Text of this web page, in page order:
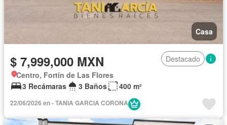
Casa
$ 7,999,000 MXN
Destacado
Centro, Fortín de Las Flores
3 Recámaras
3 Baños 400 m²
22/06/2026 en - TANIA GARCIA CORONA